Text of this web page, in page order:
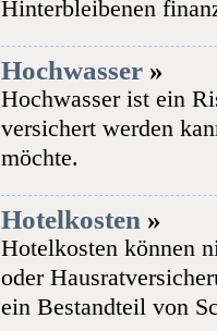
Hinterbleibenen
Hochwasser »
Hochwasser ist ein
versichert werden
möchte.
Hotelkosten »
Hotelkosten können
oder
ein Bestandteil von